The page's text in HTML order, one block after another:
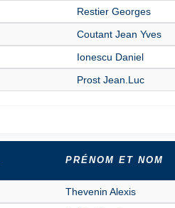
Restier Georges
Coutant Jean Yves
Ionescu Daniel
Prost Jean.Luc
PRÉNOM ET NOM
Thevenin Alexis